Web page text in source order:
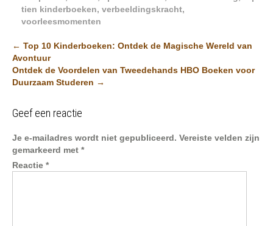
tien kinderboeken, verbeeldingskracht,
voorleesmomenten
Post
navigation
← Top 10 Kinderboeken: Ontdek de Magische Wereld van
Avontuur
Ontdek de Voordelen van Tweedehands HBO Boeken voor
Duurzaam Studeren →
Geef een reactie
Je e-mailadres wordt niet gepubliceerd. Vereiste velden zijn
gemarkeerd met *
Reactie *